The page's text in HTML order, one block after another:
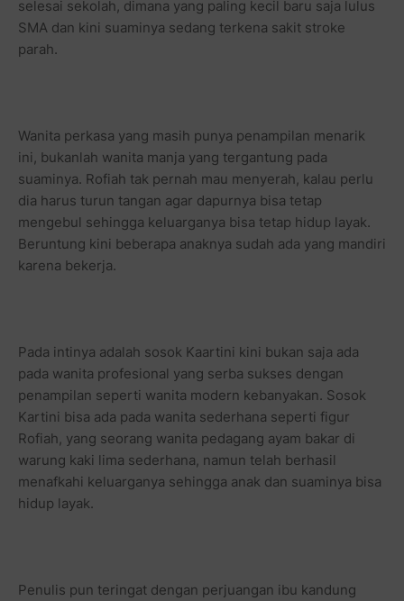
selesai sekolah, dimana yang paling kecil baru saja lulus
SMA dan kini suaminya sedang terkena sakit stroke
parah.
Wanita perkasa yang masih punya penampilan menarik
ini, bukanlah wanita manja yang tergantung pada
suaminya. Rofiah tak pernah mau menyerah, kalau perlu
dia harus turun tangan agar dapurnya bisa tetap
mengebul sehingga keluarganya bisa tetap hidup layak.
Beruntung kini beberapa anaknya sudah ada yang mandiri
karena bekerja.
Pada intinya adalah sosok Kaartini kini bukan saja ada
pada wanita profesional yang serba sukses dengan
penampilan seperti wanita modern kebanyakan. Sosok
Kartini bisa ada pada wanita sederhana seperti figur
Rofiah, yang seorang wanita pedagang ayam bakar di
warung kaki lima sederhana, namun telah berhasil
menafkahi keluarganya sehingga anak dan suaminya bisa
hidup layak.
Penulis pun teringat dengan perjuangan ibu kandung